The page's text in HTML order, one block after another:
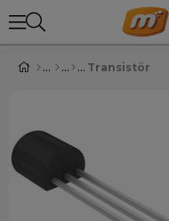
Transistör